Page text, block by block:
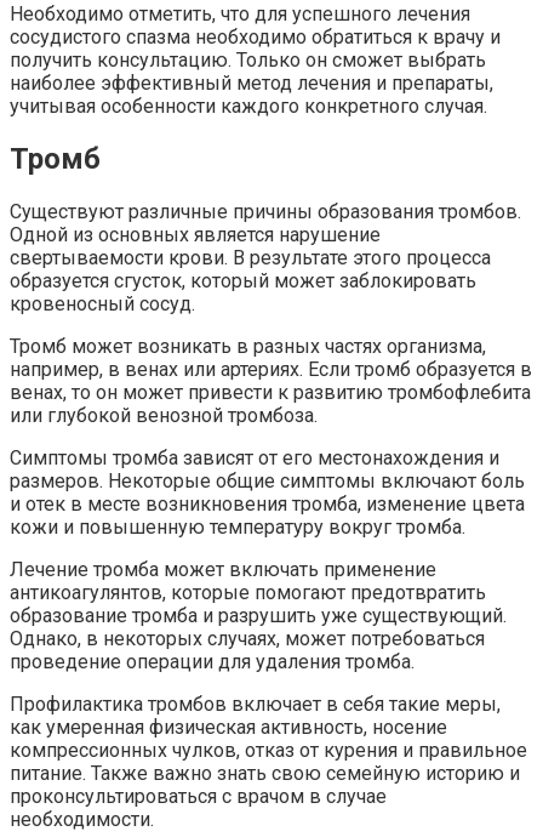
Необходимо отметить, что для успешного лечения
сосудистого спазма необходимо обратиться к врачу и
получить консультацию. Только он сможет выбрать
наиболее эффективный метод лечения и препараты,
учитывая особенности каждого конкретного случая.
Тромб
Существуют различные причины образования тромбов.
Одной из основных является нарушение
свертываемости крови. В результате этого процесса
образуется сгусток, который может заблокировать
кровеносный сосуд.
Тромб может возникать в разных частях организма,
например, в венах или артериях. Если тромб образуется в
венах, то он может привести к развитию тромбофлебита
или глубокой венозной тромбоза.
Симптомы тромба зависят от его местонахождения и
размеров. Некоторые общие симптомы включают боль
и отек в месте возникновения тромба, изменение цвета
кожи и повышенную температуру вокруг тромба.
Лечение тромба может включать применение
антикоагулянтов, которые помогают предотвратить
образование тромба и разрушить уже существующий.
Однако, в некоторых случаях, может потребоваться
проведение операции для удаления тромба.
Профилактика тромбов включает в себя такие меры,
как умеренная физическая активность, носение
компрессионных чулков, отказ от курения и правильное
питание. Также важно знать свою семейную историю и
проконсультироваться с врачом в случае
необходимости.